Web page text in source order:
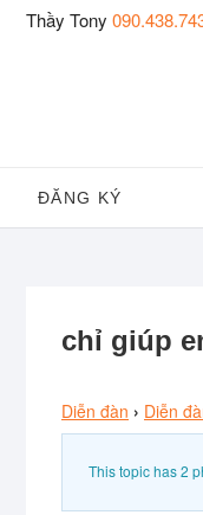
SkipThầy Tony
ĐĂNG KÝ
chỉ giúp
Diễn đàn › Diễn
This topic has 2